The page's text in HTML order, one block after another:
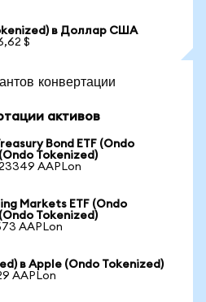
в Доллар США
$
конвертации
активов
Bond ETF (Ondo
Tokenized)
AAPLon
Markets ETF (Ondo
Tokenized)
AAPLon
в Apple (Ondo Tokenized)
AAPLon